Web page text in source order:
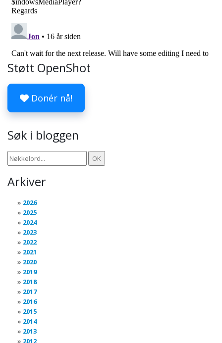
Støtt OpenShot
Donér nå!
Søk i bloggen
Arkiver
2026
2025
2024
2023
2022
2021
2020
2019
2018
2017
2016
2015
2014
2013
2012